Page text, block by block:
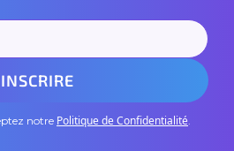
notre Politique de Confidentialité.